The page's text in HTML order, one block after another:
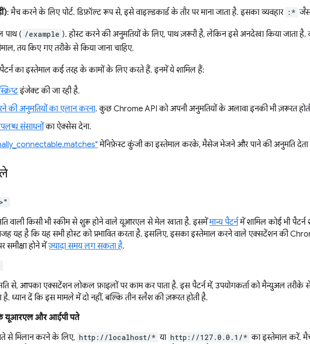
: मैच करने के लिए पोर्ट. डिफ़ॉल्ट रूप से, इसे वाइल्डकार्ड के तौर पर माना जाता है. इसका व्यवहार :*
पाथ ( /example ). होस्ट करने की अनुमतियों के लिए, पाथ ज़रूरी है, लेकिन इसे अनदेखा किया जाता है.
तय किए गए तरीके से किया जाना चाहिए.
का इस्तेमाल कई तरह के कामों के लिए करते हैं. इनमें ये शामिल हैं:
इंजेक्ट की जा रही है.
की अनुमतियों का एलान करना. कुछ Chrome API को अपनी अनुमतियों के अलावा इनकी भी ज़रूरत
संसाधनोंका ऐक्सेस देना.
मेनिफ़ेस्ट कुंजी का इस्तेमाल करके, मैसेज भेजने और पाने की अनुमति देता
वाली किसी भी स्कीम से शुरू होने वाले यूआरएल से मेल खाता है. इसमेंमान्य पैटर्नमें शामिल कोई भी पैटर्न
यह है कि यह सभी होस्ट को प्रभावित करता है. इसलिए, इसका इस्तेमाल करने वाले एक्सटेंशन की
समीक्षा होने मेंज़्यादा समय लग सकता है.
से, आपका एक्सटेंशन लोकल फ़ाइलों पर काम कर पाता है. इस पैटर्न में, उपयोगकर्ता को मैन्युअल तरीके
है. ध्यान दें कि इस मामले में दो नहीं, बल्कि तीन स्लैश की ज़रूरत होती है.
यूआरएल और आईपी पते
से मिलान करने के लिए, http://localhost/* या http://127.0.0.1/* का इस्तेमाल करें.